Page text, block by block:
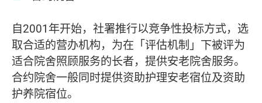
自2001年开始，社署推行以竞争性投标方式，选
取合适的营办机构，为在「评估机制」下被评为
适合院舍照顾服务的长者，提供安老院舍服务。
合约院舍一般同时提供资助护理安老宿位及资助
护养院宿位。